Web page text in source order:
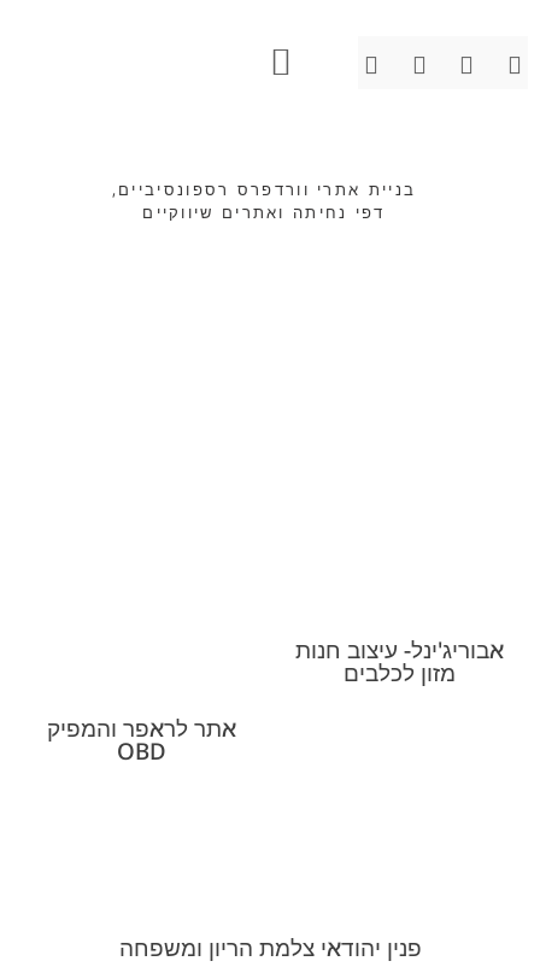
בניית אתרי וורדפרס רספונסיביים,
דפי נחיתה ואתרים שיווקיים
אבוריג'ינל- עיצוב חנות
מזון לכלבים
אתר לראפר והמפיק
OBD
פנין יהודאי צלמת הריון ומשפחה